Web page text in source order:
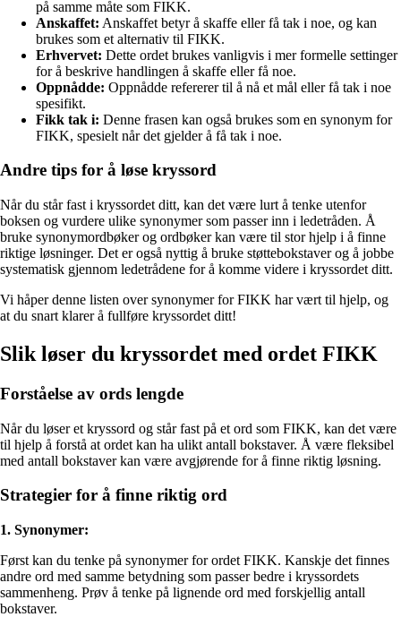
på samme måte som FIKK.
Anskaffet: Anskaffet betyr å skaffe eller få tak i noe, og kan
brukes som et alternativ til FIKK.
Erhvervet: Dette ordet brukes vanligvis i mer formelle settinger
for å beskrive handlingen å skaffe eller få noe.
Oppnådde: Oppnådde refererer til å nå et mål eller få tak i noe
spesifikt.
Fikk tak i: Denne frasen kan også brukes som en synonym for
FIKK, spesielt når det gjelder å få tak i noe.
Andre tips for å løse kryssord
Når du står fast i kryssordet ditt, kan det være lurt å tenke utenfor
boksen og vurdere ulike synonymer som passer inn i ledetråden. Å
bruke synonymordbøker og ordbøker kan være til stor hjelp i å finne
riktige løsninger. Det er også nyttig å bruke støttebokstaver og å jobbe
systematisk gjennom ledetrådene for å komme videre i kryssordet ditt.
Vi håper denne listen over synonymer for FIKK har vært til hjelp, og
at du snart klarer å fullføre kryssordet ditt!
Slik løser du kryssordet med ordet FIKK
Forståelse av ords lengde
Når du løser et kryssord og står fast på et ord som FIKK, kan det være
til hjelp å forstå at ordet kan ha ulikt antall bokstaver. Å være fleksibel
med antall bokstaver kan være avgjørende for å finne riktig løsning.
Strategier for å finne riktig ord
1. Synonymer:
Først kan du tenke på synonymer for ordet FIKK. Kanskje det finnes
andre ord med samme betydning som passer bedre i kryssordets
sammenheng. Prøv å tenke på lignende ord med forskjellig antall
bokstaver.